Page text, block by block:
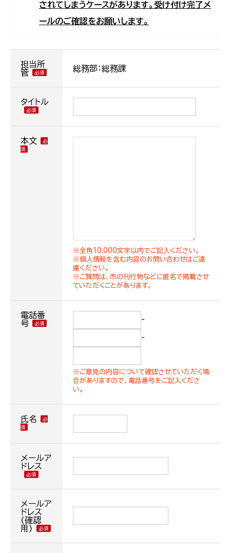
されてしまうケースがあります。受け付け完了メ
ールのご確認をお願いします。
担当所
管
総務部：総務課
タイトル
本文
※全角10,000文字以内でご記入ください。
※個人情報を含む内容のお問い合わせはご遠
慮ください。
※ご質問は、市の刊行物などに匿名で掲載させ
ていただくことがあります。
電話番
号
-
-
※ご意見の内容について確認させていただく場
合がありますので、電話番号をご記入くださ
い。
氏名
メールア
ドレス
メールア
ドレス
(確認
用)